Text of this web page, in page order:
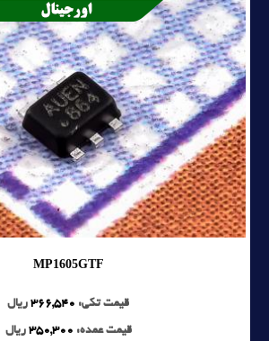
MP1605GTF
قیمت تکی: 366,540 ریال
قیمت عمده: 350,300 ریال